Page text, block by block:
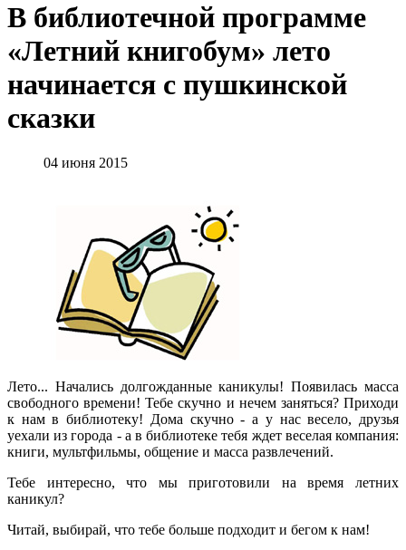
В библиотечной программе
«Летний книгобум» лето
начинается с пушкинской
сказки
04 июня 2015
Лето... Начались долгожданные каникулы! Появилась масса
свободного времени! Тебе скучно и нечем заняться? Приходи
к нам в библиотеку! Дома скучно - а у нас весело, друзья
уехали из города - а в библиотеке тебя ждет веселая компания:
книги, мультфильмы, общение и масса развлечений.
Тебе интересно, что мы приготовили на время летних
каникул?
Читай, выбирай, что тебе больше подходит и бегом к нам!